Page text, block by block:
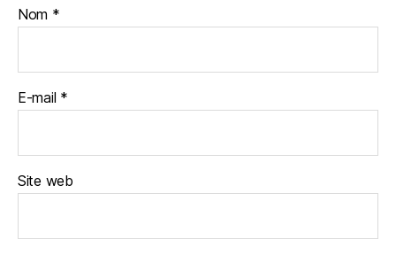
Nom *
E-mail *
Site web